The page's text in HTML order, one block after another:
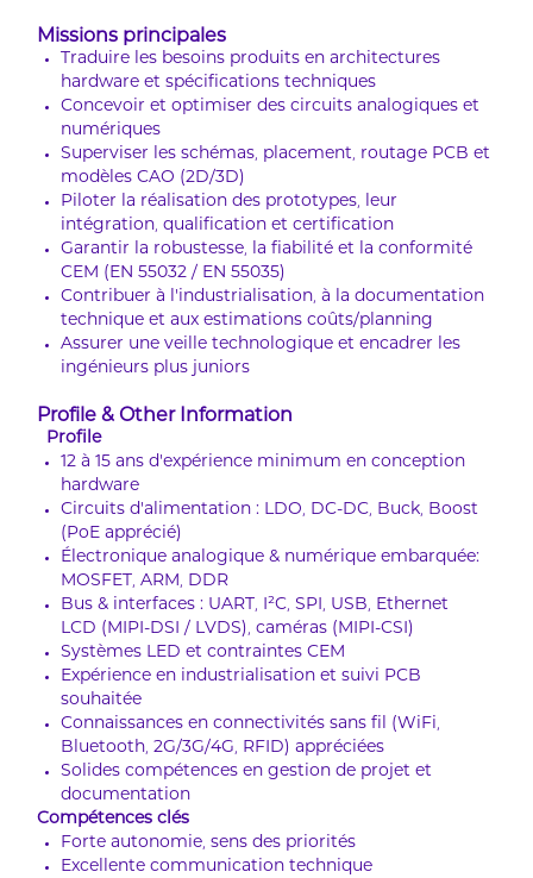
Missions principales
Traduire les besoins produits en architectures
hardware et spécifications techniques
Concevoir et optimiser des circuits analogiques et
numériques
Superviser les schémas, placement, routage PCB et
modèles CAO (2D/3D)
Piloter la réalisation des prototypes, leur
intégration, qualification et certification
Garantir la robustesse, la fiabilité et la conformité
CEM (EN 55032 / EN 55035)
Contribuer à l’industrialisation, à la documentation
technique et aux estimations coûts/planning
Assurer une veille technologique et encadrer les
ingénieurs plus juniors
Profile & Other Information
Profile
12 à 15 ans d’expérience minimum en conception
hardware
Circuits d’alimentation : LDO, DC-DC, Buck, Boost
(PoE apprécié)
Électronique analogique & numérique embarquée:
MOSFET, ARM, DDR
Bus & interfaces : UART, I²C, SPI, USB, Ethernet
LCD (MIPI-DSI / LVDS), caméras (MIPI-CSI)
Systèmes LED et contraintes CEM
Expérience en industrialisation et suivi PCB
souhaitée
Connaissances en connectivités sans fil (WiFi,
Bluetooth, 2G/3G/4G, RFID) appréciées
Solides compétences en gestion de projet et
documentation
Compétences clés
Forte autonomie, sens des priorités
Excellente communication technique